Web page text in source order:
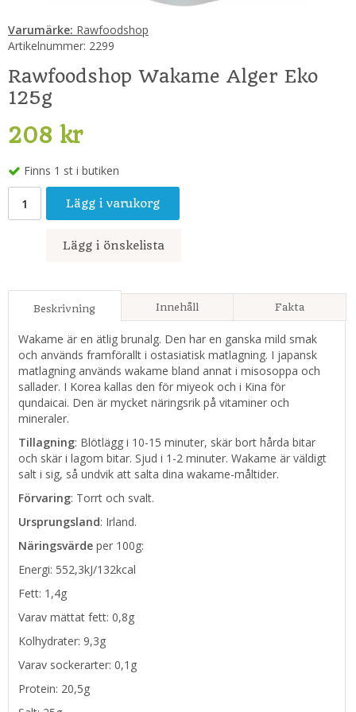
Varumärke: Rawfoodshop
Artikelnummer: 2299
Rawfoodshop Wakame Alger Eko
125g
208 kr
Finns 1 st i butiken
Lägg i varukorg
Lägg i önskelista
Beskrivning Innehåll Fakta
Wakame är en ätlig brunalg. Den har en ganska mild smak
och används framförallt i ostasiatisk matlagning. I japansk
matlagning används wakame bland annat i misosoppa och
sallader. I Korea kallas den för miyeok och i Kina för
qundaicai. Den är mycket näringsrik på vitaminer och
mineraler.
Tillagning: Blötlägg i 10-15 minuter, skär bort hårda bitar
och skär i lagom bitar. Sjud i 1-2 minuter. Wakame är väldigt
salt i sig, så undvik att salta dina wakame-måltider.
Förvaring: Torrt och svalt.
Ursprungsland: Irland.
Näringsvärde per 100g:
Energi: 552,3kJ/132kcal
Fett: 1,4g
Varav mättat fett: 0,8g
Kolhydrater: 9,3g
Varav sockerarter: 0,1g
Protein: 20,5g